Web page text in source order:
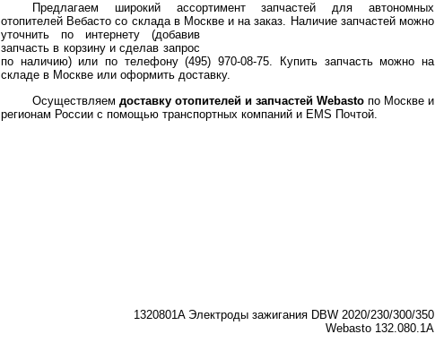
Предлагаем широкий ассортимент запчастей для автономных
отопителей Вебасто со склада в Москве и на заказ. Наличие запчастей можно
уточнить по интернету (добавив
запчасть в корзину и сделав запрос
по наличию) или по телефону (495) 970-08-75. Купить запчасть можно на
складе в Москве или оформить доставку.
Осуществляем доставку отопителей и запчастей Webasto по Москве и
регионам России с помощью транспортных компаний и EMS Почтой.
1320801A Электроды зажигания DBW 2020/230/300/350
Webasto 132.080.1A